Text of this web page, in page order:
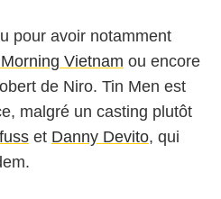
pour avoir notamment
Vietnam ou encore
de Niro. Tin Men est
malgré un casting plutôt
et Danny Devito, qui